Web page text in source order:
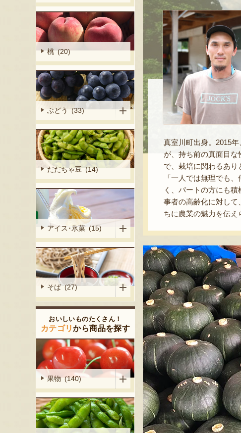
真室川町出身。2015
が、持ち前の真面目
で、栽培に関わるあり
「一人では無理でも
く、パートの方にも
事者の高齢化に対して
ちに農業の魅力を伝え
桃 (20)
ぶどう (33)
だだちゃ豆 (14)
アイス･氷菓 (15)
そば (27)
おいしいものたくさん！
カテゴリから商品を探す
果物 (140)